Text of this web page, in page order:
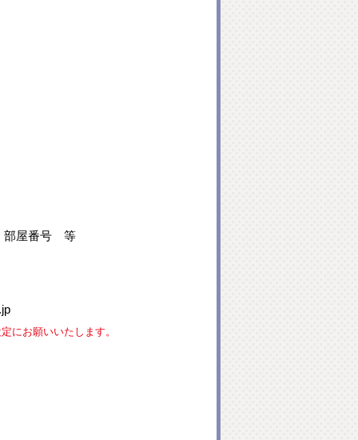
部屋番号 等
にお願いいたします。